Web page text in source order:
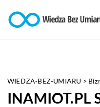
WIEDZA-BEZ-UMIARU >
INAMIOT.PL